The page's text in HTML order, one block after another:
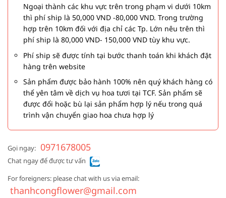
Ngoại thành các khu vực trên trong phạm vi dưới 10km
thì phí ship là 50,000 VND -80,000 VND. Trong trường
hợp trên 10km đối với địa chỉ các Tp. Lớn nêu trên thì
phí ship là 80,000 VND- 150,000 VND tùy khu vực.
Phí ship sẽ được tính tại bước thanh toán khi khách đặt
hàng trên website
Sản phẩm được bảo hành 100% nên quý khách hàng có
thể yên tâm về dịch vụ hoa tươi tại TCF. Sản phẩm sẽ
được đổi hoặc bù lại sản phẩm hợp lý nếu trong quá
trình vận chuyển giao hoa chưa hợp lý
Gọi ngay: 0971678005
Chat ngay để được tư vấn
For foreigners: please chat with us via email:
thanhcongflower@gmail.com